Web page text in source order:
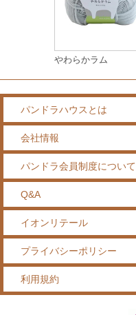
やわらかラム
パンドラハウスとは
会社情報
パンドラ会員制度について
Q&A
イオンリテール
プライバシーポリシー
利用規約